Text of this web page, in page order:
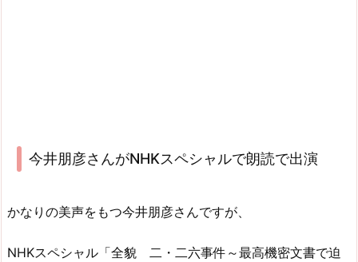
今井朋彦さんがNHKスペシャルで朗読で出演
かなりの美声をもつ今井朋彦さんですが、
NHKスペシャル「全貌 二・二六事件～最高機密文書で迫